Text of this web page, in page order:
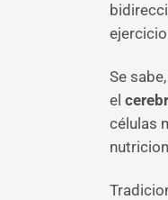
Se
el
células